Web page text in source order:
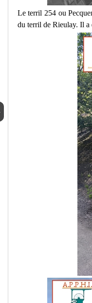
Le terril 254 ou
du terril de Rieulay. Il a